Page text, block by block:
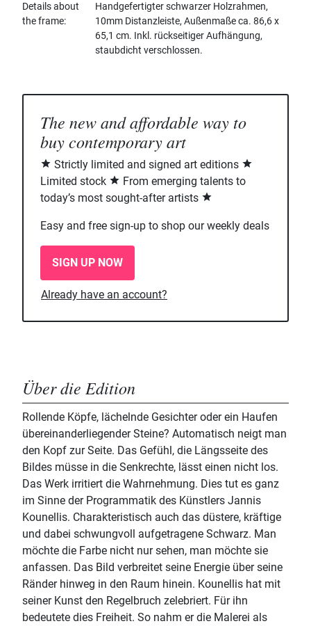
Details about
the frame
Handgefertigter schwarzer Holzrahmen,
10mm Distanzleiste, Außenmaße ca. 86,6 x
65,1 cm. Inkl. rückseitiger Aufhängung,
staubdicht verschlossen.
The new and affordable way to
buy contemporary art
Strictly limited and signed art editions
Limited stock
From emerging talents to
today’s most sought-after artists
Easy and free sign-up to shop our weekly deals
SIGN UP NOW
Already have an account?
Über die Edition
Rollende Köpfe, lächelnde Gesichter oder ein Haufen
übereinanderliegender Steine? Automatisch neigt man
den Kopf zur Seite. Das Gefühl, die Längsseite des
Bildes müsse in die Senkrechte, lässt einen nicht los.
Das Werk irritiert die Wahrnehmung. Dies tut es ganz
im Sinne der Programmatik des Künstlers Jannis
Kounellis. Charakteristisch auch das düstere, kräftige
und dabei schwungvoll aufgetragene Schwarz. Man
möchte die Farbe nicht nur sehen, man möchte sie
anfassen. Das Bild verbreitet seine Energie über seine
Ränder hinweg in den Raum hinein. Kounellis hat mit
seiner Kunst den Regelbruch zelebriert. Für ihn
bedeutete dies Freiheit. So nahm er die Malerei als